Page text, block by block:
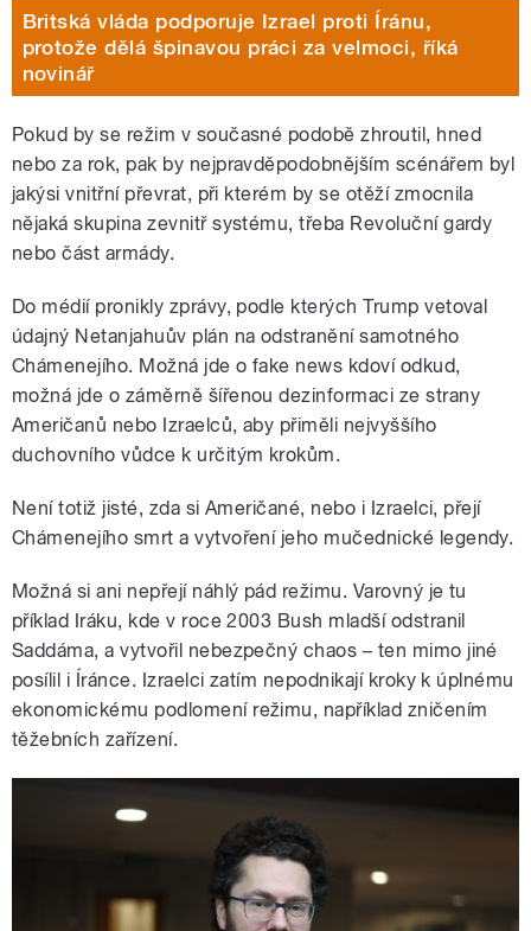
Britská vláda podporuje Izrael proti Íránu,
protože dělá špinavou práci za velmoci, říká
novinář
Pokud by se režim v současné podobě zhroutil, hned
nebo za rok, pak by nejpravděpodobnějším scénářem byl
jakýsi vnitřní převrat, při kterém by se otěží zmocnila
nějaká skupina zevnitř systému, třeba Revoluční gardy
nebo část armády.
Do médií pronikly zprávy, podle kterých Trump vetoval
údajný Netanjahuův plán na odstranění samotného
Chámenejího. Možná jde o fake news kdoví odkud,
možná jde o záměrně šířenou dezinformaci ze strany
Američanů nebo Izraelců, aby přiměli nejvyššího
duchovního vůdce k určitým krokům.
Není totiž jisté, zda si Američané, nebo i Izraelci, přejí
Chámenejího smrt a vytvoření jeho mučednické legendy.
Možná si ani nepřejí náhlý pád režimu. Varovný je tu
příklad Iráku, kde v roce 2003 Bush mladší odstranil
Saddáma, a vytvořil nebezpečný chaos – ten mimo jiné
posílil i Íránce. Izraelci zatím nepodnikají kroky k úplnému
ekonomickému podlomení režimu, například zničením
těžebních zařízení.